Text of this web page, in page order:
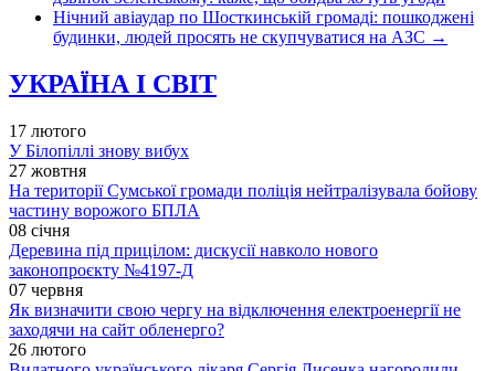
Нічний авіаудар по Шосткинській громаді: пошкоджені
будинки, людей просять не скупчуватися на АЗС →
УКРАЇНА І СВІТ
17 лютого
У Білопіллі знову вибух
27 жовтня
На території Сумської громади поліція нейтралізувала бойову
частину ворожого БПЛА
08 січня
Деревина під прицілом: дискусії навколо нового
законопроєкту №4197-Д
07 червня
Як визначити свою чергу на відключення електроенергії не
заходячи на сайт обленерго?
26 лютого